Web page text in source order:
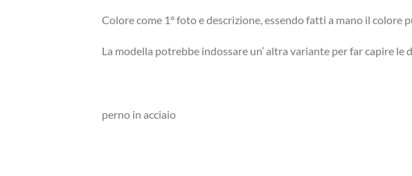
Colore come 1° foto e descrizione, essendo fatti a mano il
La modella potrebbe indossare un’ altra variante per far capire le
perno in acciaio